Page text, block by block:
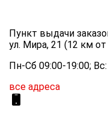
Пункт выдачи
ул. Мира, 21 (12 км
Пн-Сб 09:00-19:00;
все адреса